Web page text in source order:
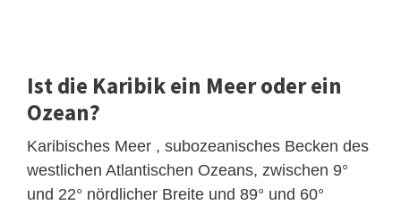
Ist die Karibik ein Meer oder ein
Ozean?
Karibisches Meer , subozeanisches Becken des
westlichen Atlantischen Ozeans, zwischen 9°
und 22° nördlicher Breite und 89° und 60°